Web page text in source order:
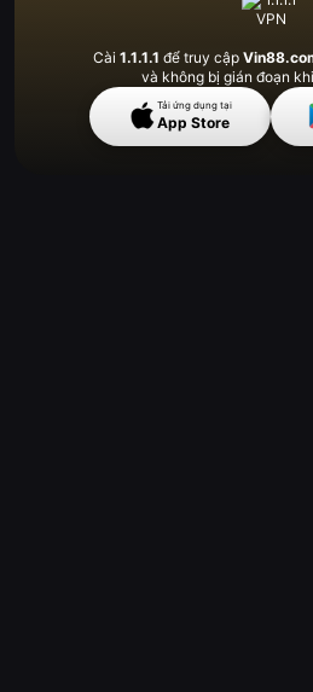
Cài 1.1.1.1 để truy cập
và không bị gián đoạn
Tải ứng dụng tại
App Store